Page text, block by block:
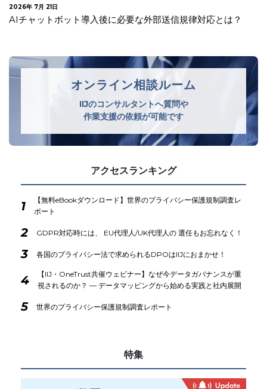
2026年 7月 21日
AIチャットボット導入後に必要な外部送信規律対応とは？
オンライン相談ルーム
IIJのコンサルタントへ質問や
作業支援の依頼が可能です
アクセスランキング
1
【無料eBookダウンロード】世界のプライバシー保護規制調査レ
ポート
2 GDPR対応時には、 EU代理人/UK代理人の 選任もお忘れなく！
3 各国のプライバシー法で求められるDPOはIIJにおまかせ！
4
【IIJ・OneTrust共催ウェビナー】なぜ今データガバナンスが重
視されるのか？ ― データマッピングから始める実践と社内展開
5 世界のプライバシー保護規制調査レポート
特集